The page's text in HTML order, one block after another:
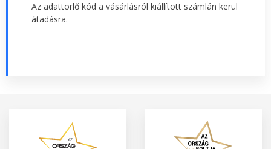
Az adattörlő kód a vásárlásról kiállított számlán kerül
átadásra.